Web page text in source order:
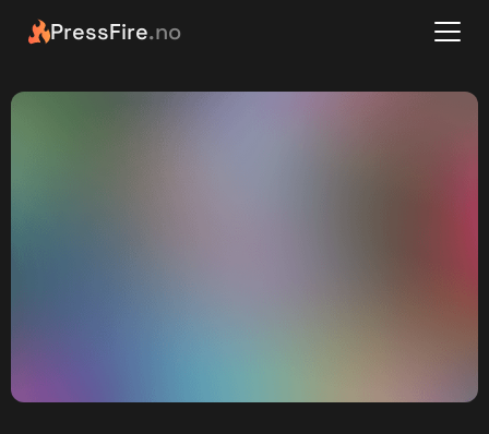
PressFire.no